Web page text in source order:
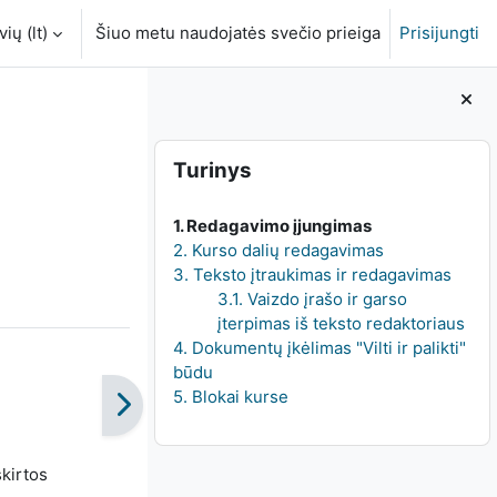
‎(lt)‎ Šiuo metu naudojatės svečio prieiga Prisijungti
Blokai
Praleisti Turinys
Turinys
1. Redagavimo įjungimas
2. Kurso dalių redagavimas
3. Teksto įtraukimas ir redagavimas
3.1. Vaizdo įrašo ir garso
įterpimas iš teksto redaktoriaus
4. Dokumentų įkėlimas "Vilti ir palikti"
būdu
5. Blokai kurse